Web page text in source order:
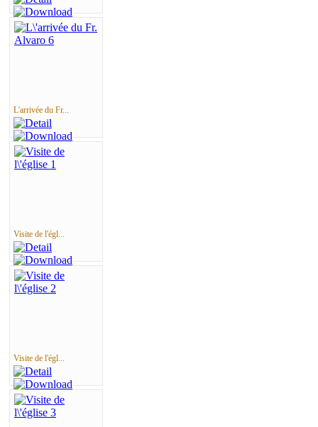
L'arrivée du Fr...
Visite de l'égl...
Visite de l'égl...